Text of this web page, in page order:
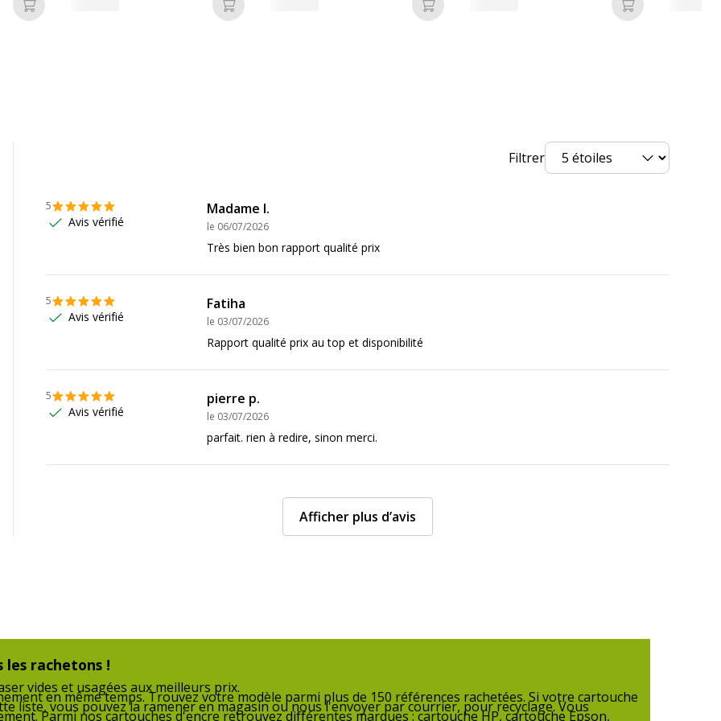
5030 ,5032
15.7 cm
Ajouter au panier Ajouter au panier Ajouter au panier Ajouter au
Filtrer
5
Avis vérifié
Madame l.
le 06/07/2026
Très bien bon rapport qualité prix
5
Avis vérifié
Fatiha
le 03/07/2026
Rapport qualité prix au top et disponibilité
5
Avis vérifié
pierre p.
le 03/07/2026
parfait. rien à redire, sinon merci.
Afficher plus d’avis
les rachetons !
vides et usagées aux meilleurs prix.
en même temps. Trouvez votre modèle parmi plus de 150 références rachetées. Si votre cartouche
liste, vous pouvez la ramener en magasin ou nous l'envoyer par courrier, pour recyclage. Vous
Parmi nos cartouches d'encre retrouvez différentes marques : cartouche HP, cartouche Epson,